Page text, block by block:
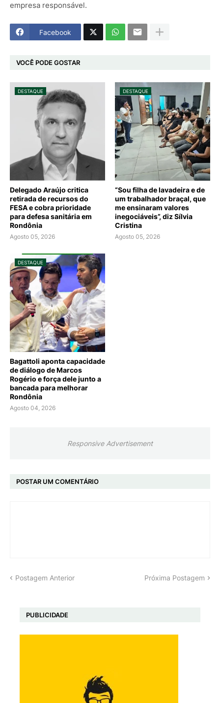
empresa responsável.
Facebook
VOCÊ PODE GOSTAR
DESTAQUE
Delegado Araújo critica
retirada de recursos do
FESA e cobra prioridade
para defesa sanitária em
Rondônia
Agosto 05, 2026
DESTAQUE
“Sou filha de lavadeira e de
um trabalhador braçal, que
me ensinaram valores
inegociáveis”, diz Sílvia
Cristina
Agosto 05, 2026
DESTAQUE
Bagattoli aponta capacidade
de diálogo de Marcos
Rogério e força dele junto a
bancada para melhorar
Rondônia
Agosto 04, 2026
Responsive Advertisement
POSTAR UM COMENTÁRIO
Postagem Anterior Próxima Postagem
PUBLICIDADE